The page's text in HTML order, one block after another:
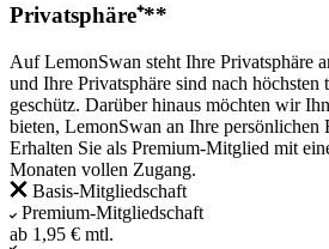
Privatsphäre⁺**
Auf LemonSwan steht Ihre Privatsphäre
und Ihre Privatsphäre sind nach höchsten
geschütz. Darüber hinaus möchten wir
bieten, LemonSwan an Ihre persönlichen
Erhalten Sie als Premium-Mitglied mit
Monaten vollen Zugang.
Basis-Mitgliedschaft
Premium-Mitgliedschaft
ab 1,95 € mtl.